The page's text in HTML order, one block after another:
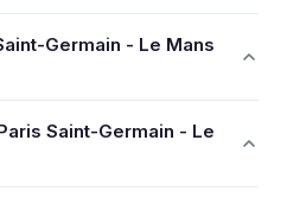
Germain - Le Mans
Saint-Germain - Le